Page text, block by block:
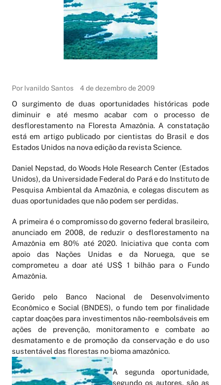
Por Ivanildo Santos 4 de dezembro de 2009
O surgimento de duas oportunidades históricas pode
diminuir e até mesmo acabar com o processo de
desflorestamento na Floresta Amazônia. A constatação
está em artigo publicado por cientistas do Brasil e dos
Estados Unidos na nova edição da revista Science.
Daniel Nepstad, do Woods Hole Research Center (Estados
Unidos), da Universidade Federal do Pará e do Instituto de
Pesquisa Ambiental da Amazônia, e colegas discutem as
duas oportunidades que não podem ser perdidas.
A primeira é o compromisso do governo federal brasileiro,
anunciado em 2008, de reduzir o desflorestamento na
Amazônia em 80% até 2020. Iniciativa que conta com
apoio das Nações Unidas e da Noruega, que se
comprometeu a doar até US$ 1 bilhão para o Fundo
Amazônia.
Gerido pelo Banco Nacional de Desenvolvimento
Econômico e Social (BNDES), o fundo tem por finalidade
captar doações para investimentos não-reembolsáveis em
ações de prevenção, monitoramento e combate ao
desmatamento e de promoção da conservação e do uso
sustentável das florestas no bioma amazônico.
A segunda oportunidade,
segundo os autores, são as